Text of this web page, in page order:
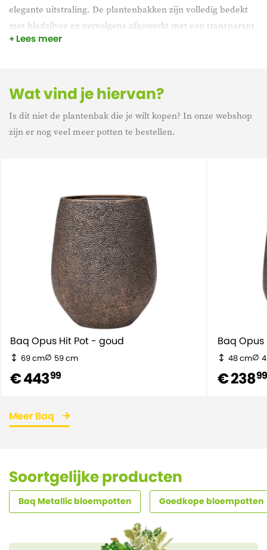
elegante uitstraling. De plantenbakken zijn volledig bedekt
met bladzilver en vervolgens afgewerkt met een transparant
gouden laklaag. De plantenbakken worden geleverd inclusief
een mooi plekje in het interieur of op kantoor.
Lees meer
Wat vind je hiervan?
Is dit niet de plantenbak die je wilt kopen? In onze webshop
zijn er nog veel meer potten te bestellen.
Baq Opus Hit Pot - goud
69 cm 59 cm
€ 44399
Baq
48 cm
€ 23899
Meer Baq
Soortgelijke producten
Baq Metallic bloempotten Goedkope bloempotten